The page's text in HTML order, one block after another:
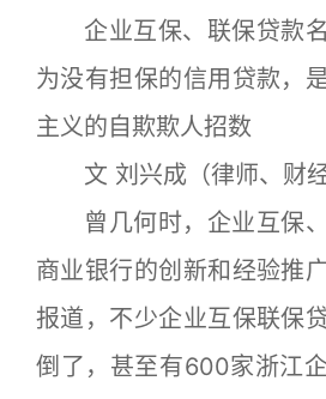
企业互保、联保贷款
为没有担保的信用贷款，
主义的自欺欺人招数
文 刘兴成（律师、财
曾几何时，企业互保
商业银行的创新和经验推
报道，不少企业互保联保
倒了，甚至有600家浙江